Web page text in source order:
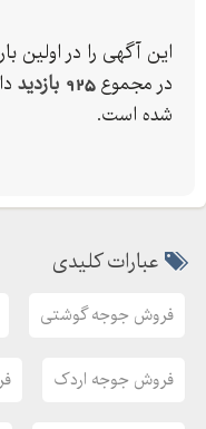
این آگهی را در اولین
در مجموع925 بازدید
شده است.
عبارات کلیدی
فروش جوجه گوشتی
فروش جوجه اردک